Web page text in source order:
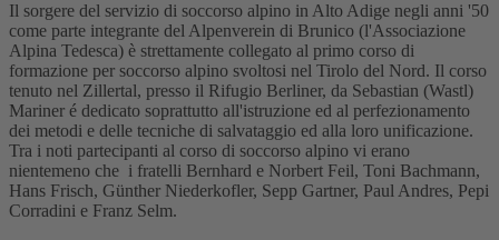
Il sorgere del servizio di soccorso alpino in Alto Adige negli anni '50
come parte integrante del Alpenverein di Brunico (l'Associazione
Alpina Tedesca) è strettamente collegato al primo corso di
formazione per soccorso alpino svoltosi nel Tirolo del Nord. Il corso
tenuto nel Zillertal, presso il Rifugio Berliner, da Sebastian (Wastl)
Mariner é dedicato soprattutto all'istruzione ed al perfezionamento
dei metodi e delle tecniche di salvataggio ed alla loro unificazione.
Tra i noti partecipanti al corso di soccorso alpino vi erano
nientemeno che i fratelli Bernhard e Norbert Feil, Toni Bachmann,
Hans Frisch, Günther Niederkofler, Sepp Gartner, Paul Andres, Pepi
Corradini e Franz Selm.